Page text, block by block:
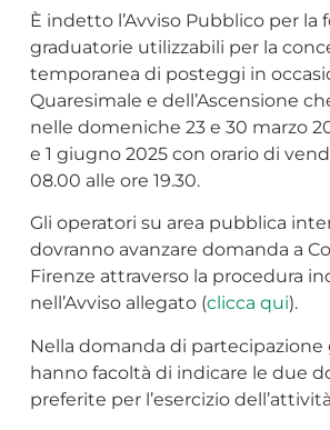
È indetto l’Avviso Pubblico per la
graduatorie utilizzabili per la
temporanea di posteggi in
Quaresimale e dell’Ascensione
nelle domeniche 23 e 30 marzo
e 1 giugno 2025 con orario di
08.00 alle ore 19.30.
Gli operatori su area pubblica
dovranno avanzare domanda a
Firenze attraverso la procedura
nell’Avviso allegato (clicca qui).
Nella domanda di partecipazione
hanno facoltà di indicare le due
preferite per l’esercizio